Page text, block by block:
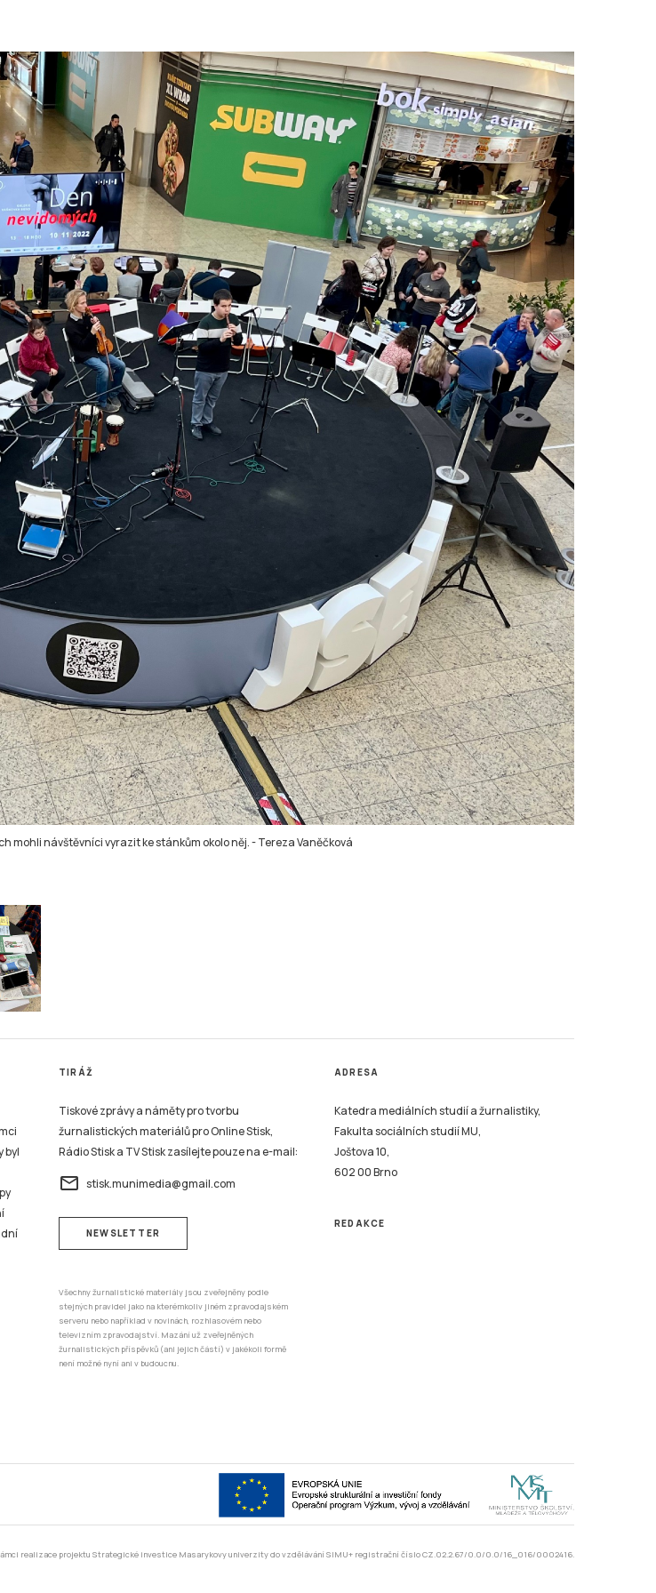
mohli návštěvníci vyrazit ke stánkům okolo něj.-Tereza Vaněčková
byl
TIRÁŽ
Tiskové zprávy a náměty pro tvorbu
žurnalistických materiálů pro Online Stisk,
Rádio Stisk a TV Stisk zasílejte pouze na e-mail:
email stisk.munimedia@gmail.com
NEWSLETTER
Všechny žurnalistické materiály jsou zveřejněny podle
stejných pravidel jako na kterémkoliv jiném zpravodajském
serveru nebo například v novinách, rozhlasovém nebo
televizním zpravodajství. Mazání už zveřejněných
žurnalistických příspěvků (ani jejich částí) v jakékoli formě
není možné nyní ani v budoucnu.
ADRESA
Katedra mediálních studií a žurnalistiky,
Fakulta sociálních studií MU,
Joštova 10,
602 00 Brno
REDAKCE
realizace projektu Strategické investice Masarykovy univerzity do vzdělávání SIMU+ registrační číslo CZ.02.2.67/0.0/0.0/16_016/0002416.